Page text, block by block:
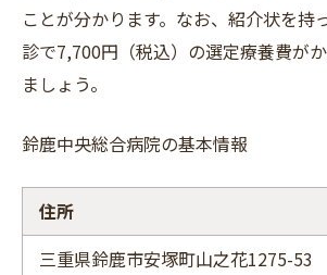
ことが分かります。なお、紹介状を持
診で7,700円（税込）の選定療養費が
ましょう。
鈴鹿中央総合病院の基本情報
住所
三重県鈴鹿市安塚町山之花1275-53